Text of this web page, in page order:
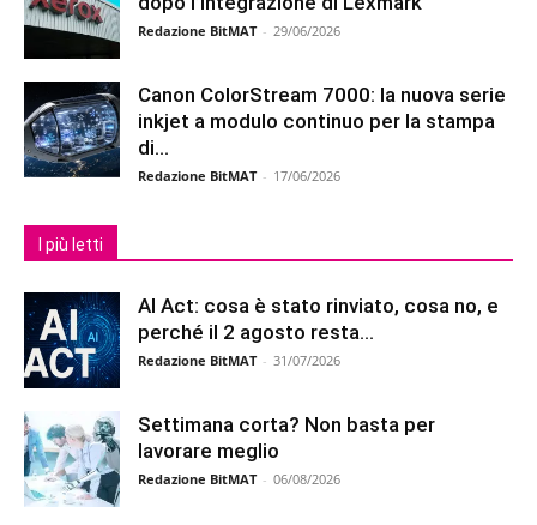
Redazione BitMAT - 29/06/2026
Canon ColorStream 7000: la nuova serie
inkjet a modulo continuo per la stampa
di...
Redazione BitMAT - 17/06/2026
I più letti
AI Act: cosa è stato rinviato, cosa no, e
perché il 2 agosto resta...
Redazione BitMAT - 31/07/2026
Settimana corta? Non basta per
lavorare meglio
Redazione BitMAT - 06/08/2026